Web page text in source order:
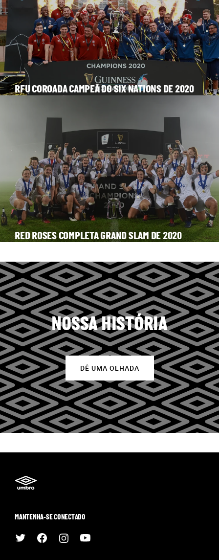
RFU COROADA CAMPEÃ DO SIX NATIONS DE 2020
RED ROSES COMPLETA GRAND SLAM DE 2020
NOSSA HISTÓRIA
DÊ UMA OLHADA
MANTENHA-SE CONECTADO